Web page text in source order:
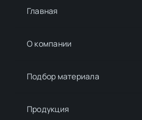
Главная
О компании
Подбор материалa
Продукция